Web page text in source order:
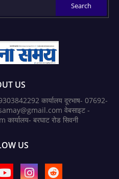
US
कार्यालय दूरभाष- 07692-
वेबसाइट -
बरघाट रोड सिवनी
US